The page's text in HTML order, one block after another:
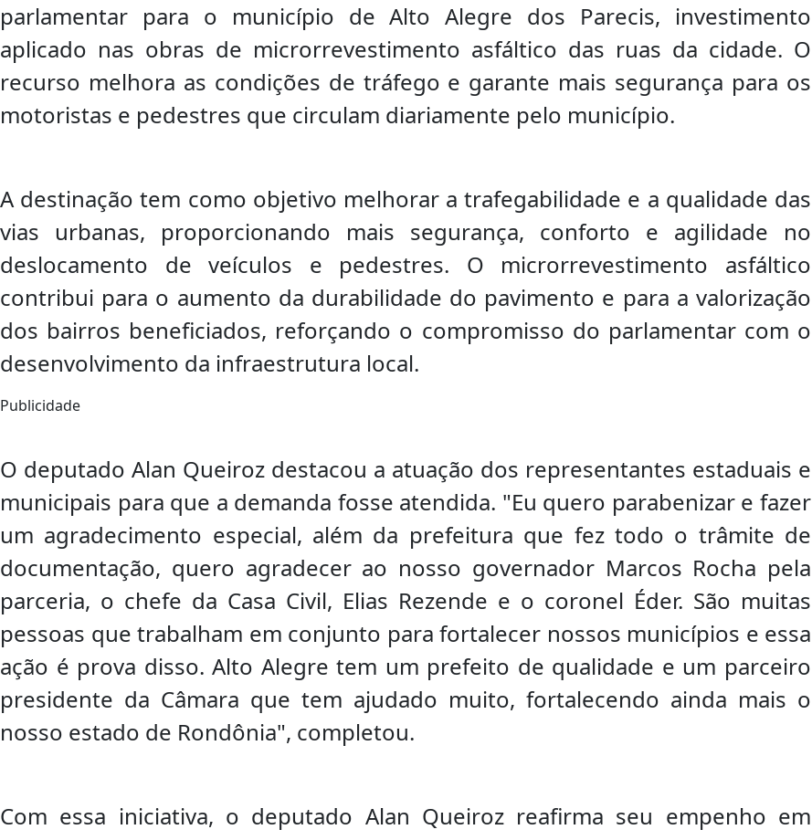
parlamentar para o município de Alto Alegre dos Parecis, investimento
aplicado nas obras de microrrevestimento asfáltico das ruas da cidade. O
recurso melhora as condições de tráfego e garante mais segurança para os
motoristas e pedestres que circulam diariamente pelo município.
A destinação tem como objetivo melhorar a trafegabilidade e a qualidade das
vias urbanas, proporcionando mais segurança, conforto e agilidade no
deslocamento de veículos e pedestres. O microrrevestimento asfáltico
contribui para o aumento da durabilidade do pavimento e para a valorização
dos bairros beneficiados, reforçando o compromisso do parlamentar com o
desenvolvimento da infraestrutura local.
Publicidade
O deputado Alan Queiroz destacou a atuação dos representantes estaduais e
municipais para que a demanda fosse atendida. "Eu quero parabenizar e fazer
um agradecimento especial, além da prefeitura que fez todo o trâmite de
documentação, quero agradecer ao nosso governador Marcos Rocha pela
parceria, o chefe da Casa Civil, Elias Rezende e o coronel Éder. São muitas
pessoas que trabalham em conjunto para fortalecer nossos municípios e essa
ação é prova disso. Alto Alegre tem um prefeito de qualidade e um parceiro
presidente da Câmara que tem ajudado muito, fortalecendo ainda mais o
nosso estado de Rondônia", completou.
Com essa iniciativa, o deputado Alan Queiroz reafirma seu empenho em